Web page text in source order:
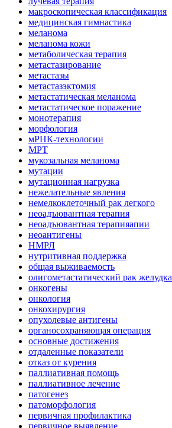
макроскопическая классификация
медицинская гимнастика
меланома
меланома кожи
метаболическая терапия
метастазирование
метастазы
метастазэктомия
метастатическая меланома
метастатическое поражение
монотерапия
морфология
мРНК-технологии
МРТ
мукозальная меланома
мутации
мутационная нагрузка
нежелательные явления
немелкоклеточный рак легкого
неоадъювантная терапия
неоадъювантная терапияапии
неоантигены
НМРЛ
нутритивная поддержка
общая выживаемость
олигометастатический рак желудка
онкогены
онкология
онкохирургия
опухолевые антигены
органосохраняющая операция
основные достижения
отдаленные показатели
отказ от курения
паллиативная помощь
паллиативное лечение
патогенез
патоморфология
первичная профилактика
первичное выявление